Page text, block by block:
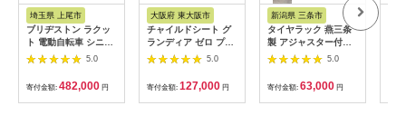
埼玉県 上尾市
ブリヂストン ラクッ
ト 電動自転車 シニア
向け 24インチ サファ
上尾市 自転車 電動ア
シスト 乗り降りしや
すい 安全 街乗り シニ
5.0
寄付金額: 482,000 円
と納税
大阪府 東大阪市
チャイルドシート グ
ランディア ゼロ プラ
ス＜RBC-017DX
アブラウン
5.0
寄付金額: 127,000 円
新潟県 三条市
タイヤラック 燕三条
製 アジャスター付き
伸縮 EX001-002A 8
ペアタイヤ スタッド
レスタイヤ
【059S020】
5.0
寄付金額: 63,000 円